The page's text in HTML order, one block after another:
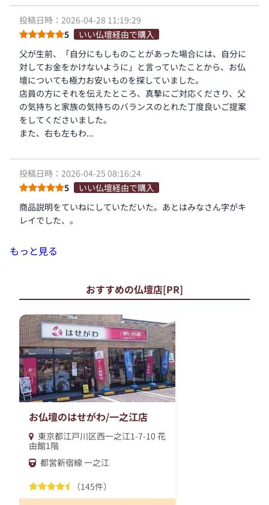
投稿日時：2026-04-28 11:19:29
5
いい仏壇経由で購入
父が生前、「自分にもしものことがあった場合には、自分に
対してお金をかけないように」と言っていたことから、お仏
壇についても極力お安いものを探していました。
店員の方にそれを伝えたところ、真摯にご対応くださり、父
の気持ちと家族の気持ちのバランスのとれた丁度良いご提案
をしてくださいました。
また、右も左もわ...
投稿日時：2026-04-25 08:16:24
5
いい仏壇経由で購入
商品説明をていねにしていただいた。あとはみなさん字がキ
レイでした、。
もっと見る
おすすめの仏壇店[PR]
お仏壇のはせがわ/一之江店
東京都江戸川区西一之江1-7-10 花
由館1階
都営新宿線 一之江
（145件）